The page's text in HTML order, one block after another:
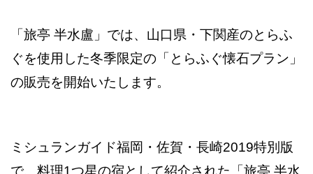
「旅亭 半水盧」では、山口県・下関産のとらふ
ぐを使用した冬季限定の「とらふぐ懐石プラン」
の販売を開始いたします。
ミシュランガイド福岡・佐賀・長崎2019特別版
で、料理1つ星の宿として紹介された「旅亭 半水